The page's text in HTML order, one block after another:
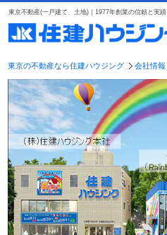
東京不動産(一戸建て、土地)｜1977年創業の信頼と実績
東京の不動産なら住建ハウジング 会社情報